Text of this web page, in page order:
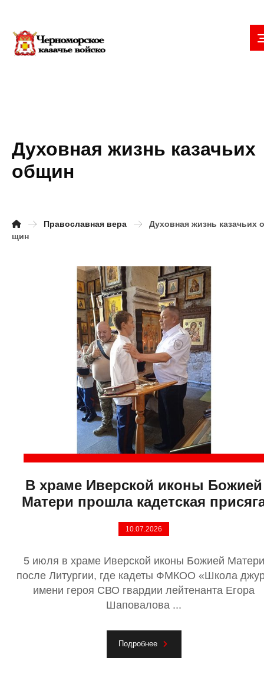
Духовная жизнь казачьих
общин
Православная вера
Духовная жизнь казачьих
щин
В храме Иверской иконы Божией
Матери прошла кадетская
10.07.2026
5 июля в храме Иверской иконы Божией Матери
после Литургии, где кадеты ФМКОО «Школа
имени героя СВО гвардии лейтенанта Егора
Шаповалова ...
Подробнее